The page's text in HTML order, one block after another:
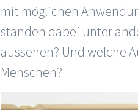
mit möglichen
standen dabei unter
aussehen? Und welche
Menschen?